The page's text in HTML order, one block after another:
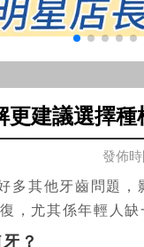
更建議選擇
發佈
多其他牙齒問題
，尤其係年輕人
？